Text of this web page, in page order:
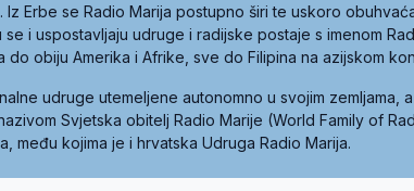
Iz Erbe se Radio Marija postupno širi te uskoro
se i uspostavljaju udruge i radijske postaje s imenom
do obiju Amerika i Afrike, sve do Filipina na azijskom
udruge utemeljene autonomno u svojim
Svjetska obitelj Radio Marije (World Family of
među kojima je i hrvatska Udruga Radio Marija.